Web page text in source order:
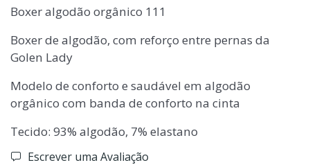
Boxer algodão orgânico 111
Boxer de algodão, com reforço entre pernas da
Golen Lady
Modelo de conforto e saudável em algodão
orgânico com banda de conforto na cinta
Tecido: 93% algodão, 7% elastano
Escrever uma Avaliação